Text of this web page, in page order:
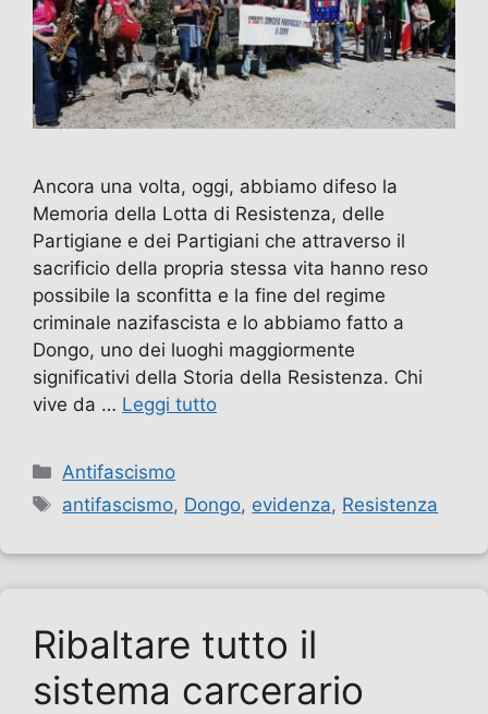
Ancora una volta, oggi, abbiamo difeso la
Memoria della Lotta di Resistenza, delle
Partigiane e dei Partigiani che attraverso il
sacrificio della propria stessa vita hanno reso
possibile la sconfitta e la fine del regime
criminale nazifascista e lo abbiamo fatto a
Dongo, uno dei luoghi maggiormente
significativi della Storia della Resistenza. Chi
vive da … Leggi tutto
Categorie
Antifascismo
Tag
antifascismo, Dongo, evidenza, Resistenza
Ribaltare tutto il
sistema carcerario